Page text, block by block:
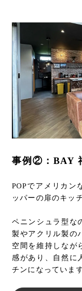
事例②：BAY
POPでアメリカン
ッパーの扉のキッ
ペニンシュラ型な
製やアクリル製の
空間を維持しなが
感があり、自然に
チンになっています